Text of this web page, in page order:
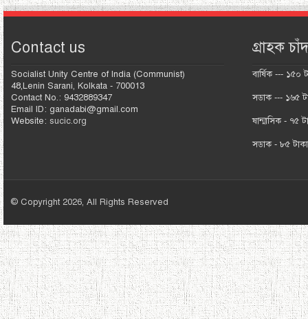
Contact us
Socialist Unity Centre of India (Communist)
48,Lenin Sarani, Kolkata - 700013
Contact No.: 9432889347
Email ID: ganadabi@gmail.com
Website: sucic.org
গ্রাহক
বার্ষিক --- ১৫০
সডাক --- ১৬৫
ষান্মাসিক - ৭৫
সডাক - ৮৫ টাকা
© Copyright 2026, All Rights Reserved